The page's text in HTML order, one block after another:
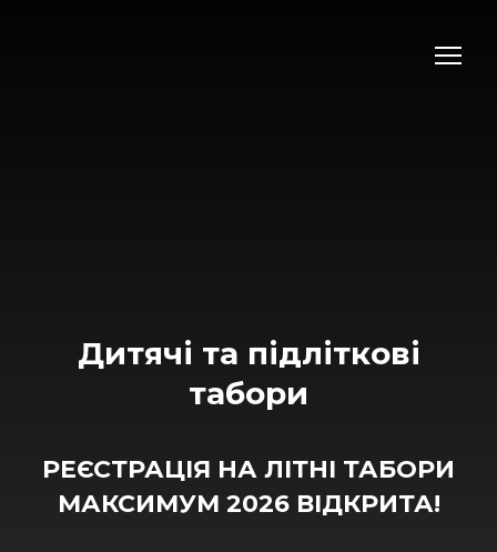
Дитячі та підліткові
табори
РЕЄСТРАЦІЯ НА ЛІТНІ ТАБОРИ
МАКСИМУМ 2026 ВІДКРИТА!